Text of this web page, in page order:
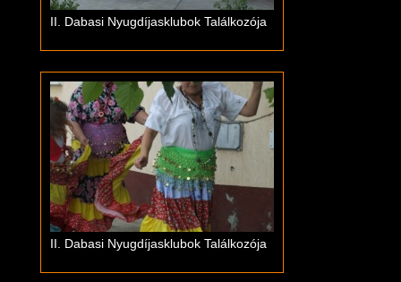
II. Dabasi Nyugdíjasklubok Találkozója
II. Dabasi Nyugdíjasklubok Találkozója